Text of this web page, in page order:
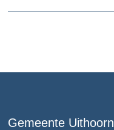
Gemeente Uithoorn